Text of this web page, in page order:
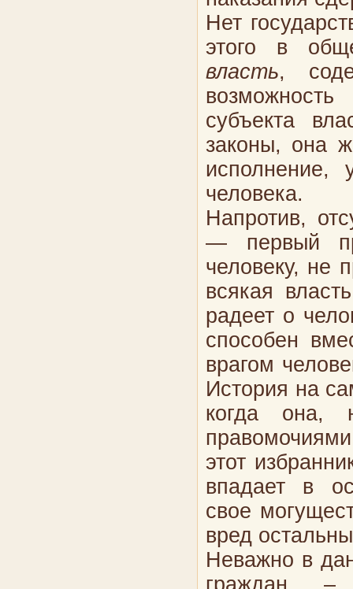
Нет
этого в
власть,
субъекта
законы, она
исполнение,
человека.
Напротив,
— первый
человеку, не
всякая
радеет о
способен
врагом
История на
когда она,
этот
впадает в
свое
вред
Неважно в
граждан –